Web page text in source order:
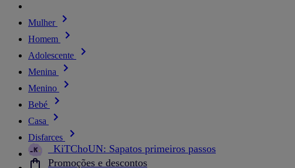
Mulher
Homem
Adolescente
Menina
Menino
Bebé
Casa
Disfarces
_KiTChoUN: Sapatos primeiros passos
Promoções e descontos